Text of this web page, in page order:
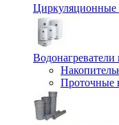
Циркуляционные
Проточные